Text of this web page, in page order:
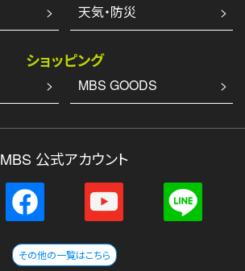
天気・防災
ショッピング
MBS GOODS
MBS 公式アカウント
その他の一覧はこちら